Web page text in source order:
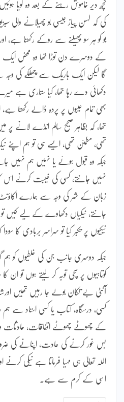
کچھ دیر خاموش رہنے کے بعد وہ گویا
کی کہ لہسن پیاز جیسی بو پھیلانے والی
بو کو ہر سو پھیلنے سے روکے رکھتا ہے،
کے دوسرے دن توڑا تھا وہ محض ایک
گا لیکن ایک باریک سے چھلکے کی وجہ سے
دکھائی دے رہا تھا، کیا ستّاری ہے
بھی تمام عیبوں پر پردہ ڈالے رکھتا ہے،
تھا، کہ بظاہر صحیح سالم انڈے لانے پر
تھی، مطمئن تھی، ایسے ہی تو ہم اپنے
جبکہ وہ قبول ہوئے یا نہیں ہم نہیں
نہیں جانتے، کسی کی غیبت کرنے اس
زبان کے شر کی وجہ سے ہمارے
جانتے، نیکیاں دکھاوے کے لیے کیں تو
نیکیوں پر تکبر کیا تو سراسر بربادی کا سودا
جبکہ دوسری جانب جن کی غلطیوں کو ہم
کوتاہیوں پر سچی توبہ کر لیتے ہوں تو ان
آنٹی بے تکان بولے جا رہیں تھیں
کسی، درسگاہ، کتاب یا کسی استاد سے ہم
کے چھوٹے چھوٹے اتفاقات، حادثات
بس غور کرنے کی عادت، اپنانے کی
اللہ تعالیٰ ہی مہیا فرماتا ہے نیکی کرنے
اسی کے کرم سے ہے۔